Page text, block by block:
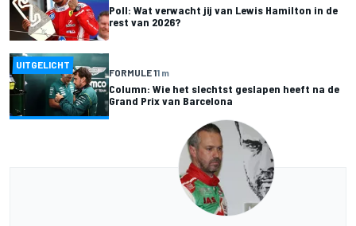
Poll: Wat verwacht jij van Lewis Hamilton in de
rest van 2026?
UITGELICHT
FORMULE 11 m
Column: Wie het slechtst geslapen heeft na de
Grand Prix van Barcelona